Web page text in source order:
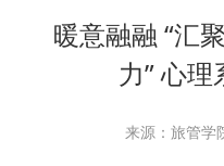
暖意融融 “汇
力” 心
来源：旅管学